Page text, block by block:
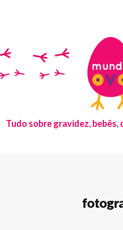
Tudo sobre gravidez, bebês,